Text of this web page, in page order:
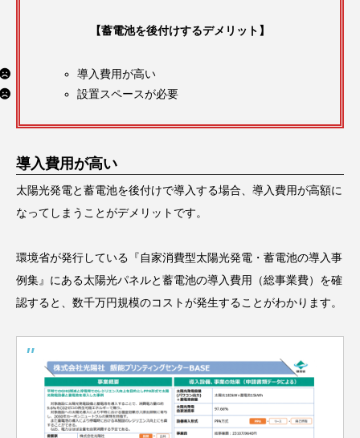
【蓄電池を後付けするデメリット】
導入費用が高い
設置スペースが必要
導入費用が高い
太陽光発電と蓄電池を後付けで導入する場合、導入費用が高額に
なってしまうことがデメリットです。
環境省が発行している『自家消費型太陽光発電・蓄電池の導入事
例集』にある太陽光パネルと蓄電池の導入費用（総事業費）を確
認すると、数千万円規模のコストが発生することがわかります。